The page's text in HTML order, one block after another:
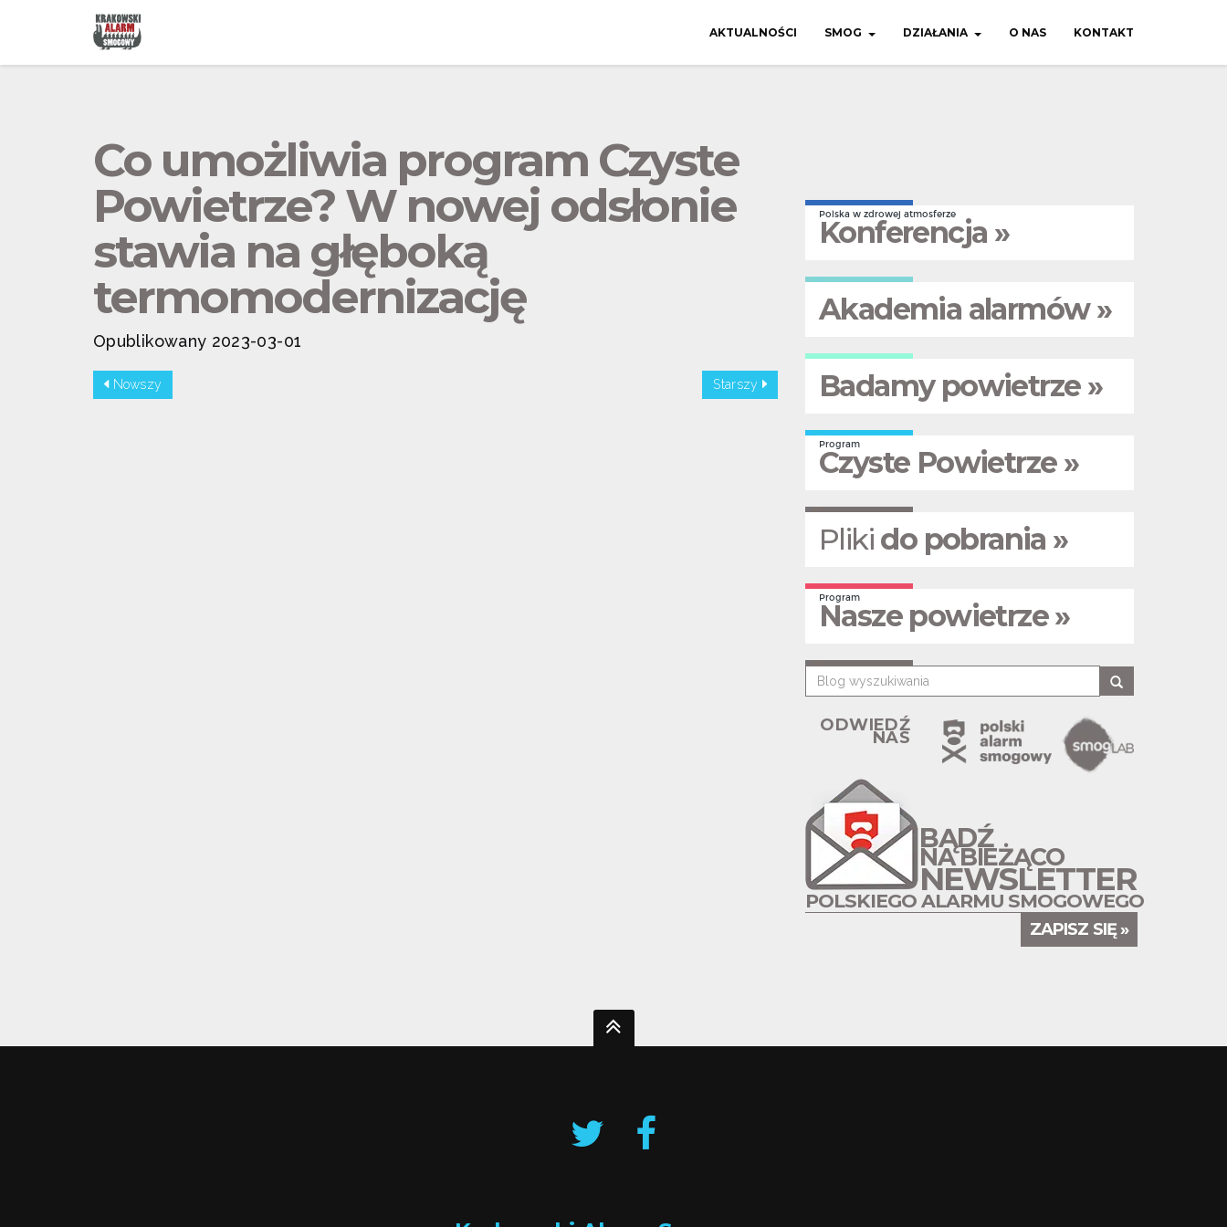
AKTUALNOŚCI SMOG DZIAŁANIA O NAS KONTAKT
Co umożliwia program Czyste
Powietrze? W nowej odsłonie
stawia na głęboką
termomodernizację
Opublikowany 2023-03-01
Nowszy Starszy
Polska w zdrowej atmosferze
Konferencja »
Akademia alarmów »
Badamy powietrze »
Program
Czyste Powietrze »
Pliki do pobrania »
Program
Nasze powietrze »
ODWIEDŹ
NAS
BĄDŹ
NA BIEŻĄCO
NEWSLETTER
POLSKIEGO ALARMU SMOGOWEGO
ZAPISZ SIĘ »